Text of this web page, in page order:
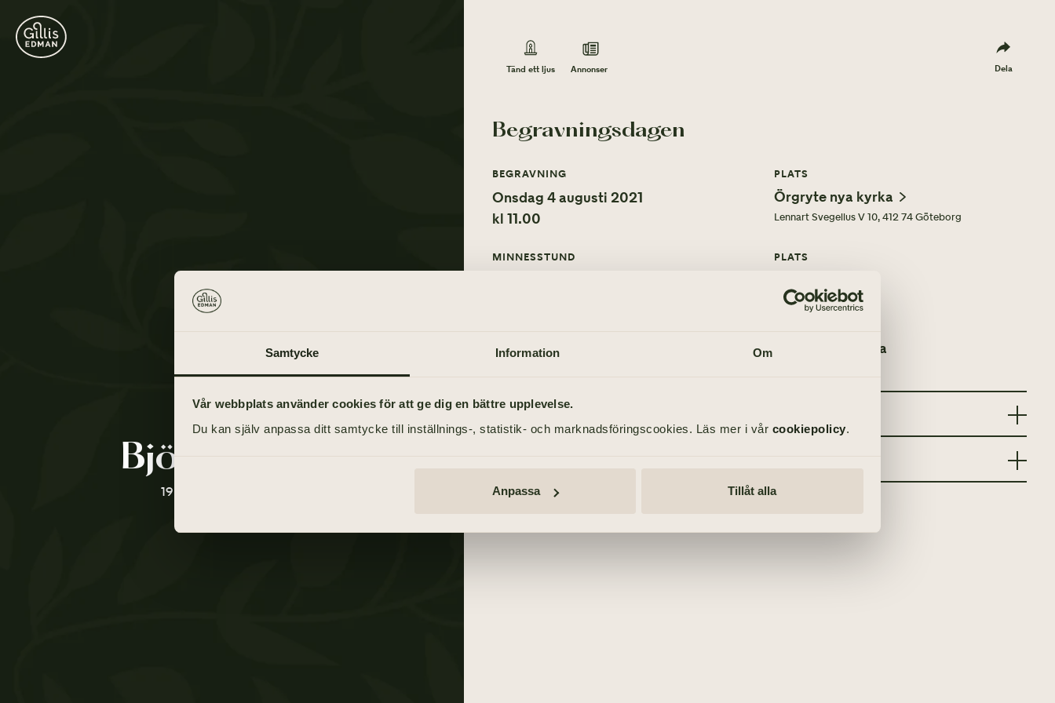
Samtycke Information Om
Vår webbplats använder cookies för att ge dig en bättre upplevelse.
Du kan själv anpassa ditt samtycke till inställnings-, statistik- och marknadsföringscookies. Läs mer i vår cookiepolicy.
Anpassa Tillåt alla
Björn Edman
19 april 1944 - 9 juli 2021
Tänd ett ljus Annonser Dela
Begravningsdagen
BEGRAVNING
Onsdag 4 augusti 2021
kl 11.00
PLATS
Örgryte nya kyrka
Lennart Svegelius V 10, 412 74 Göteborg
MINNESSTUND PLATS
Tacksägelse – söndag 25 juli 2021, kl 11.00 – Härlanda kyrka
Tänd ett ljus
TIDNINGSANNONSER